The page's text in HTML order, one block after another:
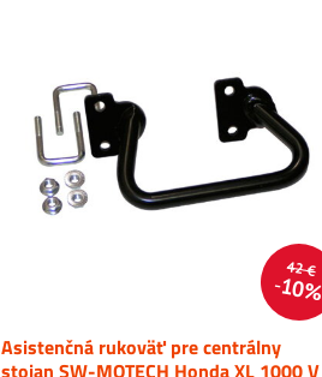
42 €
10%
Asistenčná rukoväť pre centrálny
stojan SW-MOTECH Honda XL 1000 V